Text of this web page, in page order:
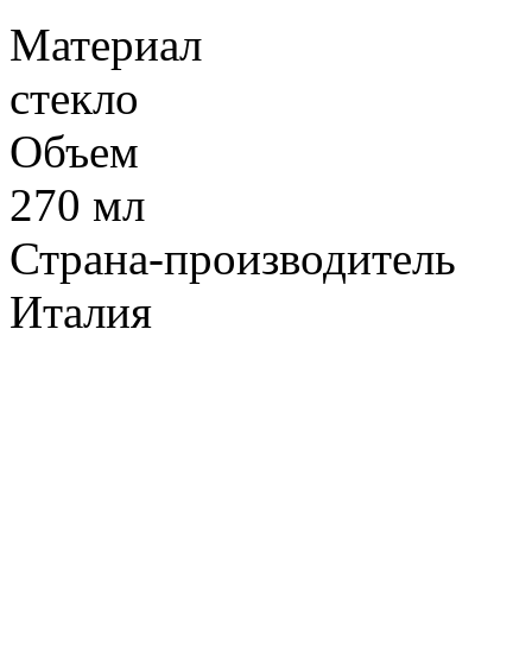
Материал
стекло
Объем
270 мл
Страна-производитель
Италия